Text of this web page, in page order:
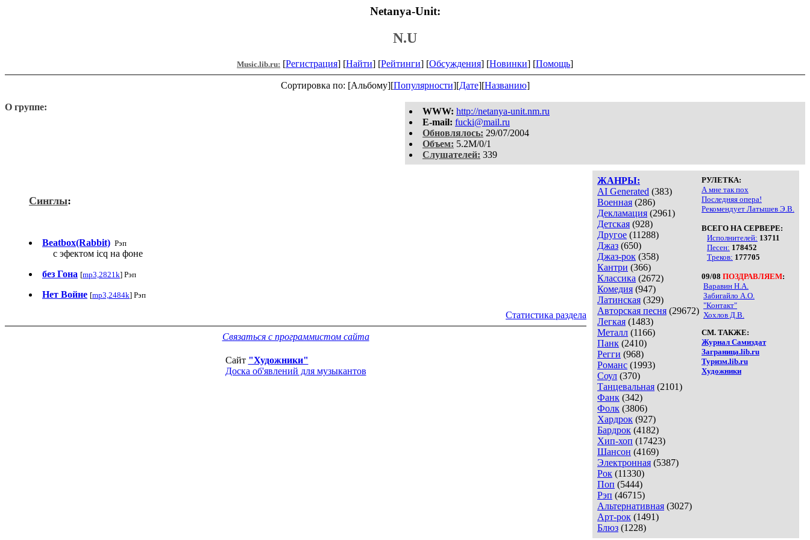
Netanya-Unit:
N.U
Music.lib.ru: [Регистрация] [Найти] [Рейтинги] [Обсуждения] [Новинки] [Помощь]
Сортировка по: [Альбому][Популярности][Дате][Названию]
WWW: http://netanya-unit.nm.ru
E-mail: fucki@mail.ru
Обновлялось: 29/07/2004
Объем: 5.2M/0/1
Слушателей: 339
О группе:
ЖАНРЫ:
AI Generated (383)
Военная (286)
Декламация (2961)
Детская (928)
Другое (11288)
Джаз (650)
Джаз-рок (358)
Кантри (366)
Классика (2672)
Комедия (947)
Латинская (329)
Авторская песня (29672)
Легкая (1483)
Металл (1166)
Панк (2410)
Регги (968)
Романс (1993)
Соул (370)
Танцевальная (2101)
Фанк (342)
Фолк (3806)
Хардрок (927)
Бардрок (4182)
Хип-хоп (17423)
Шансон (4169)
Электронная (5387)
Рок (11330)
Поп (5444)
Рэп (46715)
Альтернативная (3027)
Арт-рок (1491)
Блюз (1228)
РУЛЕТКА:
А мне так пох
Последняя опера!
Рекомендует Латышев Э.В.
ВСЕГО НА СЕРВЕРЕ:
Исполнителей: 13711
Песен: 178452
Треков: 177705
09/08 ПОЗДРАВЛЯЕМ:
Варавин Н.А.
Забигайло А.О.
"Контакт"
Хохлов Д.В.
СМ. ТАКЖЕ:
Журнал Самиздат
Заграница.lib.ru
Туризм.lib.ru
Художники
Синглы:
Beatbox(Rabbit) Рэп
с эфектом icq на фоне
без Гона [mp3,2821k] Рэп
Нет Войне [mp3,2484k] Рэп
Статистика раздела
Связаться с программистом сайта
Сайт "Художники"
Доска об'явлений для музыкантов